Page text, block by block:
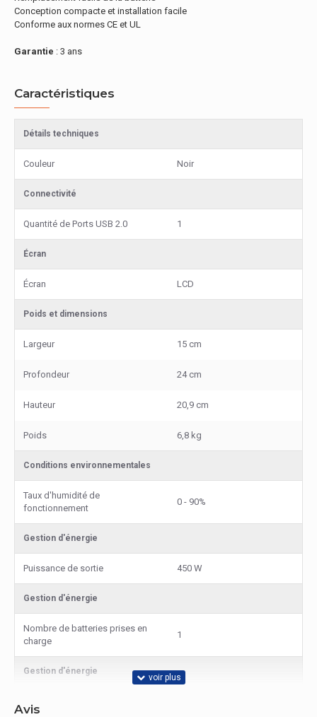
Conception compacte et installation facile
Conforme aux normes CE et UL
Garantie : 3 ans
Caractéristiques
Détails techniques
Couleur Noir
Connectivité
Quantité de Ports USB 2.0 1
Écran
Écran LCD
Poids et dimensions
Largeur 15 cm
Profondeur 24 cm
Hauteur 20,9 cm
Poids 6,8 kg
Conditions environnementales
Taux d'humidité de
fonctionnement
0 - 90%
Gestion d'énergie
Puissance de sortie 450 W
Gestion d'énergie
Nombre de batteries prises en
charge
1
Gestion d'énergie
Avis